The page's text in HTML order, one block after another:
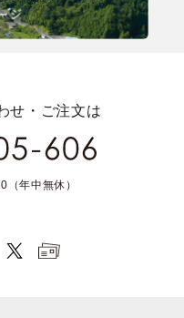
せ・ご注文は
年中無休）